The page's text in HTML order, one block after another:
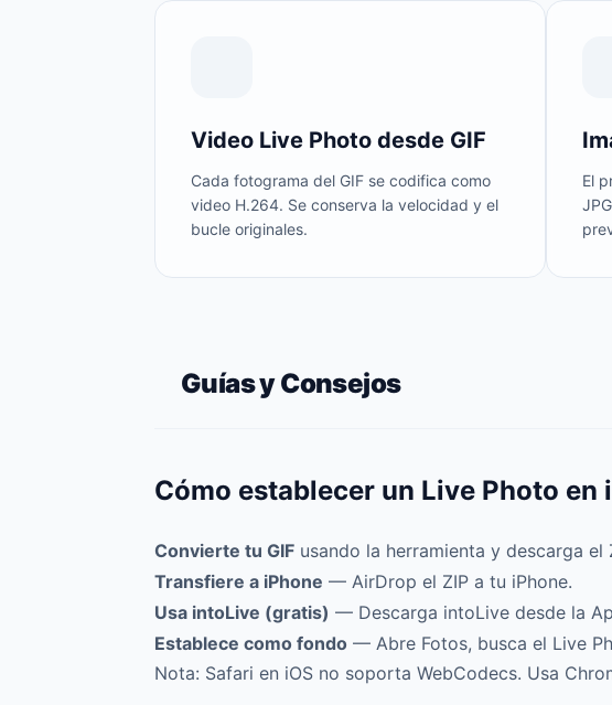
Video Live Photo desde GIF
Cada fotograma del GIF se codifica como
video H.264. Se conserva la velocidad y el
bucle originales.
El
Guías y Consejos
Cómo establecer un Live Photo en
Convierte tu GIF usando la herramienta y descarga el
Transfiere a iPhone — AirDrop el ZIP a tu iPhone.
Usa intoLive (gratis) — Descarga intoLive desde la
Establece como fondo — Abre Fotos, busca el Live
Nota: Safari en iOS no soporta WebCodecs. Usa